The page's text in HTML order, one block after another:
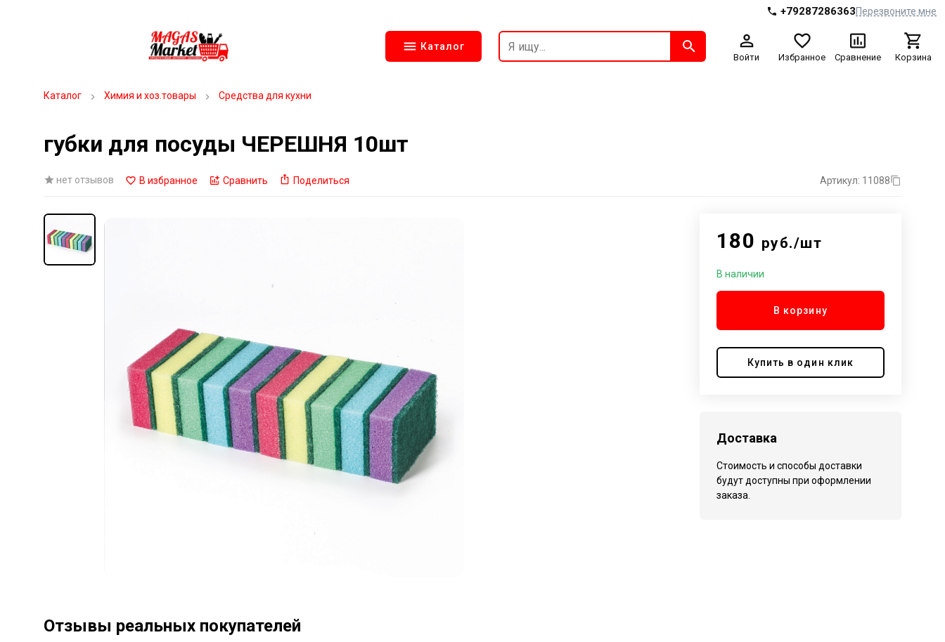
+79287286363Перезвоните мне
Каталог
Войти Избранное Сравнение Корзина
Каталог Химия и хоз.товары Средства для кухни
губки для посуды ЧЕРЕШНЯ 10шт
нет отзывов В избранное Сравнить Поделиться Артикул: 11088
180 руб./шт
В наличии
В корзину
Купить в один клик
Доставка
Стоимость и способы доставки
будут доступны при оформлении
заказа.
Отзывы реальных покупателей